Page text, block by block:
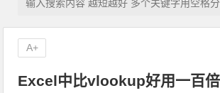
Excel中比vlookup好用一百
A+